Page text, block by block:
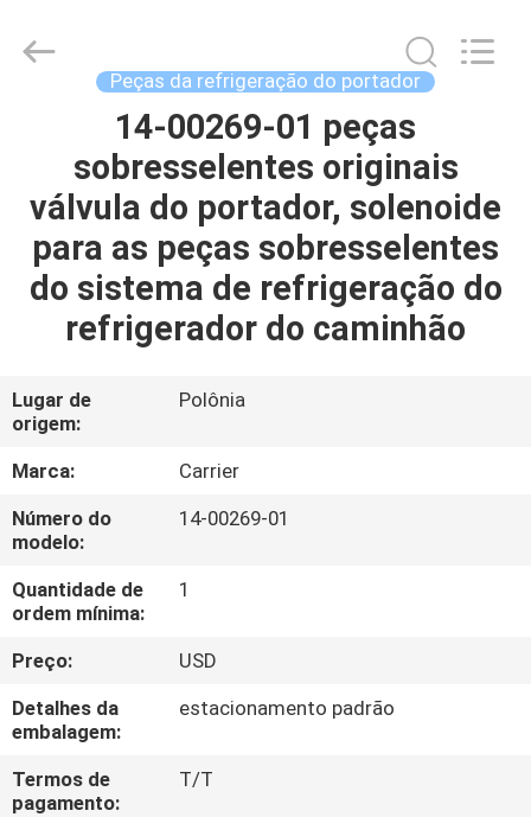
CASA
PRODUTOS
SOBRE
VISITA
À
FÁBRICA
CONTROLE
DE
QUALIDADE
CONTACTE-
NOS
INDUSTRY
Peças da refrigeração do portador
14-00269-01 peças
sobresselentes originais
válvula do portador, solenoide
para as peças sobresselentes
do sistema de refrigeração do
refrigerador do caminhão
Lugar de
origem:
Polônia
Marca:
Carrier
Número do
modelo:
14-00269-01
Quantidade de
ordem mínima:
1
Preço:
USD
Detalhes da
embalagem:
estacionamento padrão
Termos de
pagamento:
T/T